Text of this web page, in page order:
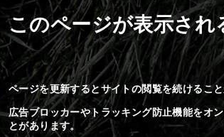
このページが表示され
ページを更新するとサイトの閲覧を続けること
広告ブロッカーやトラッキング防止機能をオ
とがあります。